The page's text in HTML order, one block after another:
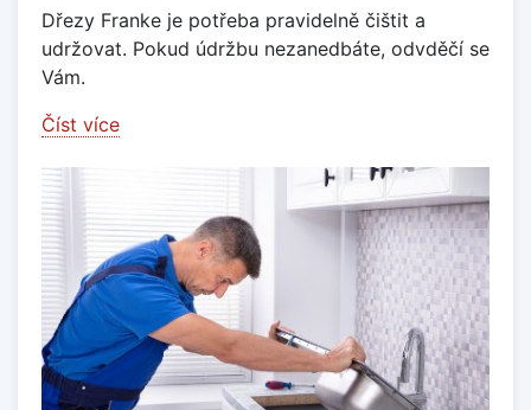
Dřezy Franke je potřeba pravidelně čištit a
udržovat. Pokud údržbu nezanedbáte, odvděčí se
Vám.
Číst více